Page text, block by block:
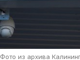
Фото из архива